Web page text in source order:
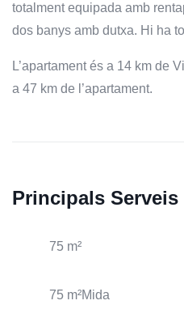
totalment equipada amb
dos banys amb dutxa. Hi ha
L’apartament és a 14 km de
a 47 km de l’apartament.
Principals
75 m²
75 m²Mida